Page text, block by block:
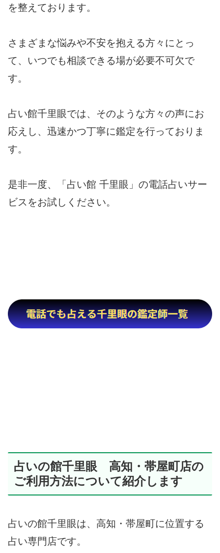
を整えております。
さまざまな悩みや不安を抱える方々にとっ
て、いつでも相談できる場が必要不可欠で
す。
占い館千里眼では、そのような方々の声にお
応えし、迅速かつ丁寧に鑑定を行っておりま
す。
是非一度、「占い館 千里眼」の電話占いサー
ビスをお試しください。
占いの館千里眼 高知・帯屋町店の
ご利用方法について紹介します
占いの館千里眼は、高知・帯屋町に位置する
占い専門店です。